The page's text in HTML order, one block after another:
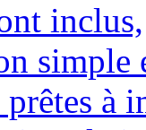
inclus,
simple
à